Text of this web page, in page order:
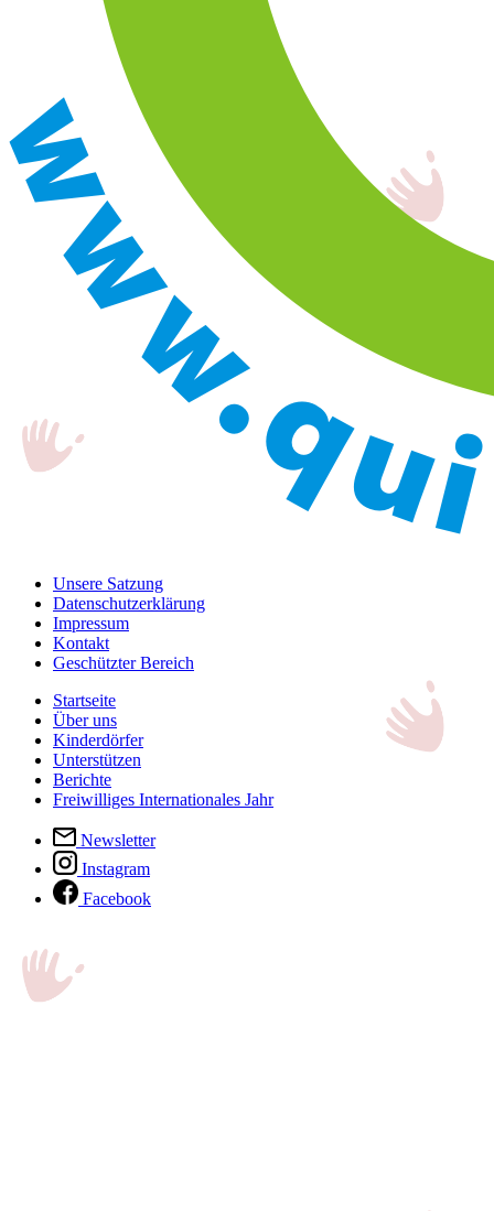
Unsere Satzung
Datenschutzerklärung
Impressum
Kontakt
Geschützter Bereich
Startseite
Über uns
Kinderdörfer
Unterstützen
Berichte
Freiwilliges Internationales Jahr
Newsletter
Instagram
Facebook